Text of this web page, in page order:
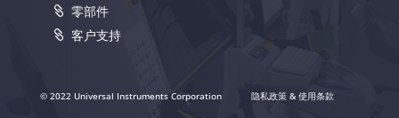
零部件
客户支持
© 2022 Universal Instruments Corporation 隐私政策 & 使用条款